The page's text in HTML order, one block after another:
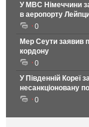
У МВС Німеччини
в аеропорту
0
Мер Сеути заявив
кордону
0
У Південній Кореї
несанкціоновану
0